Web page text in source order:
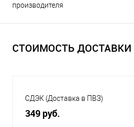
производителя
СТОИМОСТЬ ДОСТАВКИ
СДЭК (Доставка в ПВЗ)
349 руб.